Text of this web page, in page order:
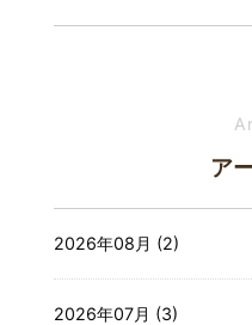
ア
2026年08月 (2)
2026年07月 (3)